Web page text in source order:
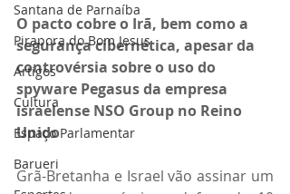
Santana de Parnaíba
Pirapora do Bom Jesus
Artigos
Cultura
Espaço Parlamentar
Barueri
O pacto cobre o Irã, bem como a
segurança cibernética, apesar da
controvérsia sobre o uso do
spyware Pegasus da empresa
israelense NSO Group no Reino
Unido
Grã-Bretanha e Israel vão assinar um